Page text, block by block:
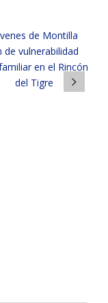
de Montilla
vulnerabilidad
en el Rincón
del Tigre